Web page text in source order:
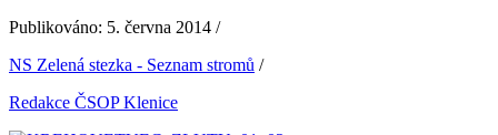
Publikováno: 5. června 2014 /
NS Zelená stezka - Seznam stromů /
Redakce ČSOP Klenice